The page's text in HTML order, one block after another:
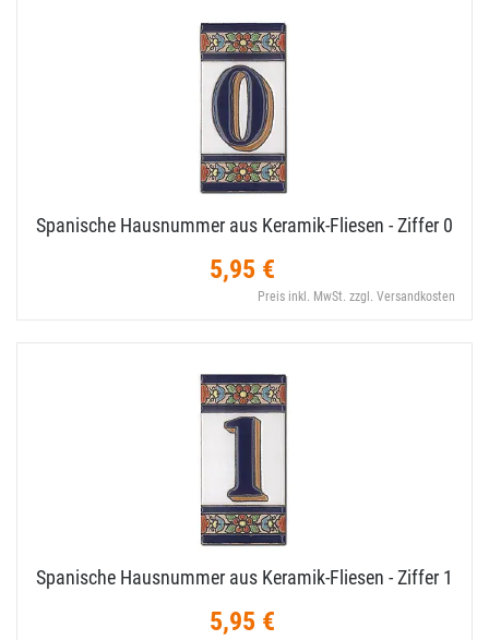
Spanische Hausnummer aus Keramik-​Fliesen - Ziffer 0
5,95 €
Preis inkl. MwSt. zzgl. Versandkosten
Spanische Hausnummer aus Keramik-​Fliesen - Ziffer 1
5,95 €